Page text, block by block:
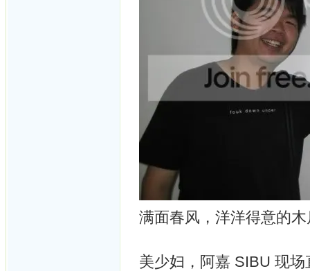
满面春风，洋洋得意的
美少妇，阿嘉 SIBU 现